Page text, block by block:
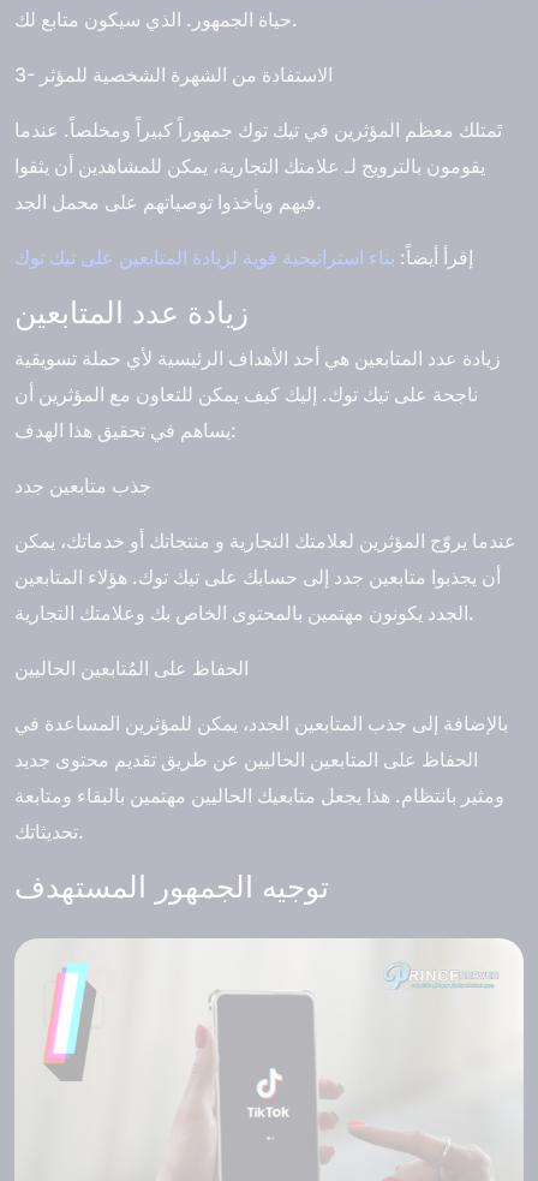
حياة الجمهور. الذي سيكون متابع لك.
3- الاستفادة من الشهرة الشخصية للمؤثر
تَمتلك معظم المؤثرين في تيك توك جمهوراً كبيراً ومخلصاً. عندما
يقومون بالترويج لـ علامتك التجارية، يمكن للمشاهدين أن يثقوا
فيهم ويأخذوا توصياتهم على محمل الجد.
إقرأ أيضاً: بناء استراتيجية قوية لزيادة المتابعين على تيك توك
زيادة عدد المتابعين
زيادة عدد المتابعين هي أحد الأهداف الرئيسية لأي حملة تسويقية
ناجحة على تيك توك. إليك كيف يمكن للتعاون مع المؤثرين أن
يساهم في تحقيق هذا الهدف:
جذب متابعين جدد
عندما يروّج المؤثرين لعلامتك التجارية و منتجاتك أو خدماتك، يمكن
أن يجذبوا متابعين جدد إلى حسابك على تيك توك. هؤلاء المتابعين
الجدد يكونون مهتمين بالمحتوى الخاص بك وعلامتك التجارية.
الحفاظ على المُتابعين الحاليين
بالإضافة إلى جذب المتابعين الجدد، يمكن للمؤثرين المساعدة في
الحفاظ على المتابعين الحاليين عن طريق تقديم محتوى جديد
ومثير بانتظام. هذا يجعل متابعيك الحاليين مهتمين بالبقاء ومتابعة
تحديثاتك.
توجيه الجمهور المستهدف